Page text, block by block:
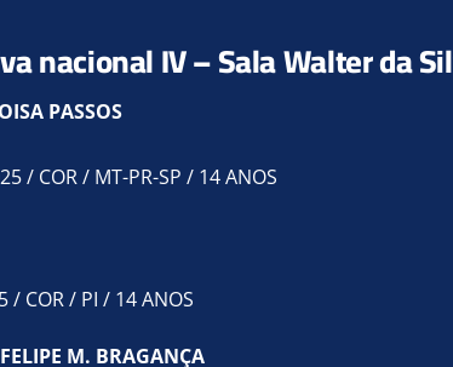
nacional IV – Sala Walter da
PASSOS
/ COR / MT-PR-SP / 14 ANOS
/ COR / PI / 14 ANOS
M. BRAGANÇA